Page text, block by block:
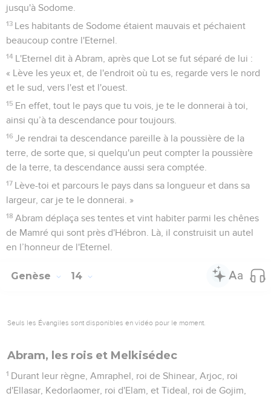
jusqu'à Sodome.
13 Les habitants de Sodome étaient mauvais et péchaient
beaucoup contre l'Eternel.
14 L'Eternel dit à Abram, après que Lot se fut séparé de lui :
« Lève les yeux et, de l'endroit où tu es, regarde vers le nord
et le sud, vers l'est et l'ouest.
15 En effet, tout le pays que tu vois, je te le donnerai à toi,
ainsi qu’à ta descendance pour toujours.
16 Je rendrai ta descendance pareille à la poussière de la
terre, de sorte que, si quelqu'un peut compter la poussière
de la terre, ta descendance aussi sera comptée.
17 Lève-toi et parcours le pays dans sa longueur et dans sa
largeur, car je te le donnerai. »
18 Abram déplaça ses tentes et vint habiter parmi les chênes
de Mamré qui sont près d'Hébron. Là, il construisit un autel
en l’honneur de l'Eternel.
Genèse 14
Seuls les Évangiles sont disponibles en vidéo pour le moment.
Abram, les rois et Melkisédec
1 Durant leur règne, Amraphel, roi de Shinear, Arjoc, roi
d'Ellasar, Kedorlaomer, roi d'Elam, et Tideal, roi de Gojim,